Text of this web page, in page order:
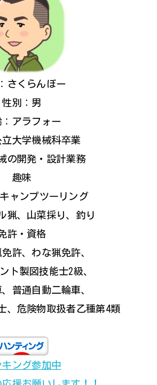
さくらんぼー
性別：男
：アラフォー
大学機械科卒業
の開発・設計業務
趣味
ャンプツーリング
猟、山菜採り、釣り
許・資格
許、わな猟免許、
ト製図技能士2級、
普通自動二輪車、
、危険物取扱者乙種第4類
キング参加中